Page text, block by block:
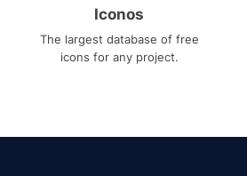
Iconos
The largest database of free
icons for any project.